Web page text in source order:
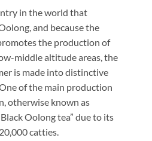
in the world that
and because the
the production of
middle altitude areas, the
is made into distinctive
of the main production
otherwise known as
Oolong tea” due to its
catties.